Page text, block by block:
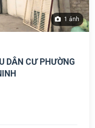
1 ảnh
DÂN CƯ PHƯỜNG